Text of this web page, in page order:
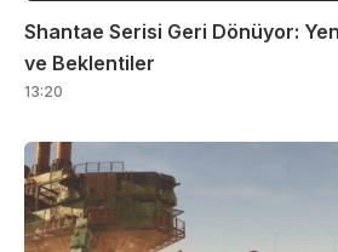
Shantae Serisi Geri Dönüyor:
ve Beklentiler
13:20